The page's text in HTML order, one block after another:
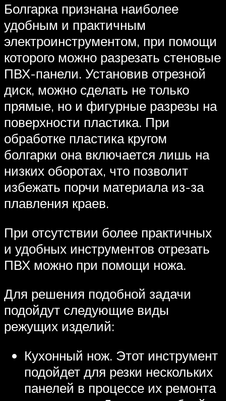
Болгарка признана наиболее
удобным и практичным
электроинструментом, при помощи
которого можно разрезать стеновые
ПВХ-панели. Установив отрезной
диск, можно сделать не только
прямые, но и фигурные разрезы на
поверхности пластика. При
обработке пластика кругом
болгарки она включается лишь на
низких оборотах, что позволит
избежать порчи материала из-за
плавления краев.
При отсутствии более практичных
и удобных инструментов отрезать
ПВХ можно при помощи ножа.
Для решения подобной задачи
подойдут следующие виды
режущих изделий:
Кухонный нож. Этот инструмент
подойдет для резки нескольких
панелей в процессе их ремонта